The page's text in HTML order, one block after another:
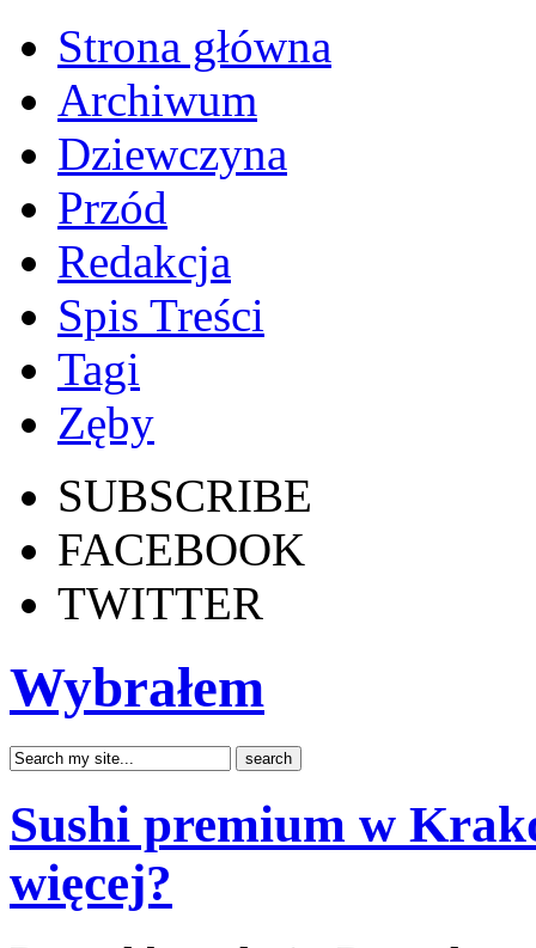
Strona główna
Archiwum
Dziewczyna
Przód
Redakcja
Spis Treści
Tagi
Zęby
SUBSCRIBE
FACEBOOK
TWITTER
Wybrałem
Sushi premium w
więcej?